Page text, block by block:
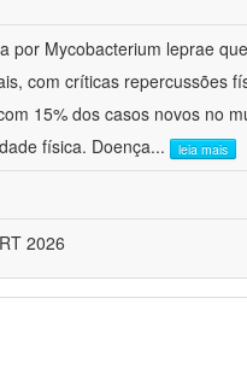
por Mycobacterium leprae
com críticas repercussões
15% dos casos novos no
física. Doença... leia mais
2026